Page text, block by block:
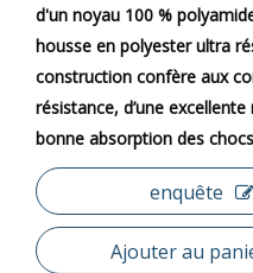
d'un noyau 100 %
housse en polyester ultra
construction confère aux
résistance, d’une excellente
bonne absorption des
enquête
Ajouter au